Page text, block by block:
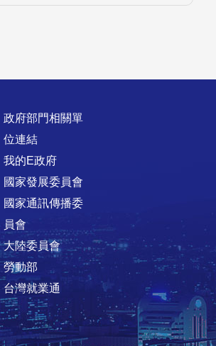
政府部門相關單
位連結
我的E政府
國家發展委員會
國家通訊傳播委
員會
大陸委員會
勞動部
台灣就業通